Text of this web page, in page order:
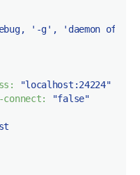
, '-g' , 'daemon off;'
"localhost:24224"
"false"